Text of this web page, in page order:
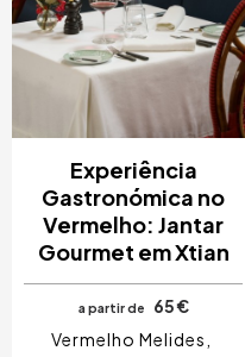
Experiência
Gastronómica no
Vermelho: Jantar
Gourmet em Xtian
a partir de
65 €
Vermelho Melides